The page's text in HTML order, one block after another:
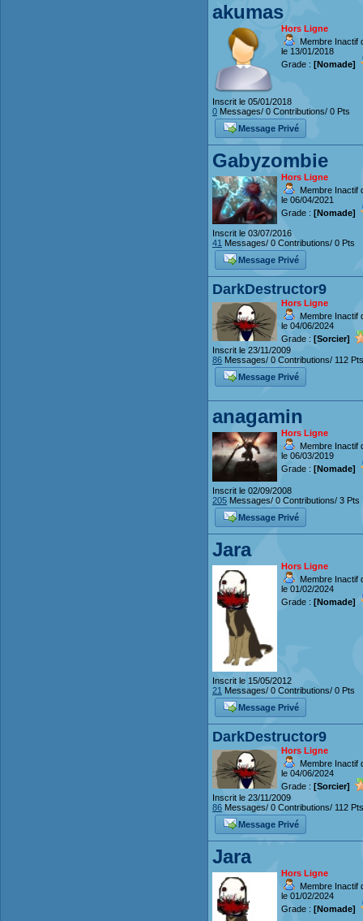
akumas
Hors Ligne
Membre Inactif
le 13/01/2018
Grade : [Nomade]
Inscrit le 05/01/2018
0 Messages/ 0 Contributions/ 0 Pts
Message Privé
Gabyzombie
Hors Ligne
Membre Inactif
le 06/04/2021
Grade : [Nomade]
Inscrit le 03/07/2016
41 Messages/ 0 Contributions/ 0 Pts
Message Privé
DarkDestructor9
Hors Ligne
Membre Inactif
le 04/06/2024
Grade : [Sorcier]
Inscrit le 23/11/2009
86 Messages/ 0 Contributions/ 112 Pts
Message Privé
anagamin
Hors Ligne
Membre Inactif
le 06/03/2019
Grade : [Nomade]
Inscrit le 02/09/2008
205 Messages/ 0 Contributions/ 3 Pts
Message Privé
Jara
Hors Ligne
Membre Inactif
le 01/02/2024
Grade : [Nomade]
Inscrit le 15/05/2012
21 Messages/ 0 Contributions/ 0 Pts
Message Privé
DarkDestructor9
Hors Ligne
Membre Inactif
le 04/06/2024
Grade : [Sorcier]
Inscrit le 23/11/2009
86 Messages/ 0 Contributions/ 112 Pts
Message Privé
Jara
Hors Ligne
Membre Inactif
le 01/02/2024
Grade : [Nomade]